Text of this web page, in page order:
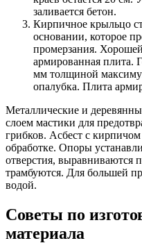
заливается бетон.
Кирпичное крыльцо
основании, которое
промерзания. Хорошей
армированная плита.
мм толщиной
опалубка. Плита
Металлические и
слоем мастики для
грибков. Асбест с
обработке. Опоры
отверстия, выравниваются
трамбуются. Для большей
водой.
Советы по
материала